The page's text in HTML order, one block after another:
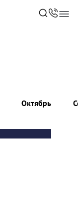
Октябрь